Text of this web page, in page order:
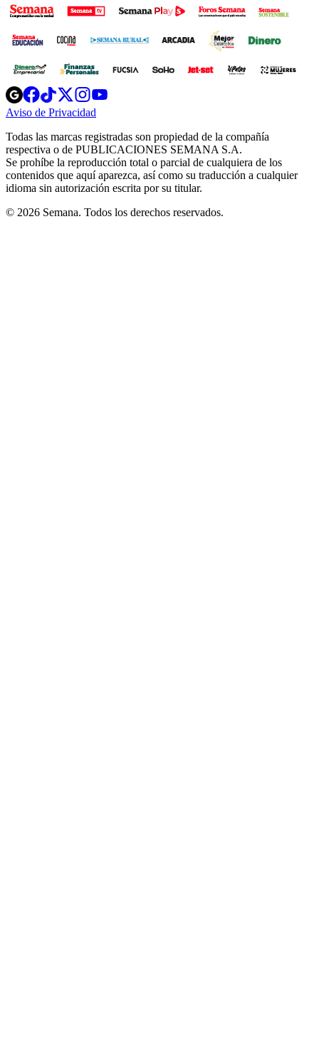
Opens
in
new
Opens
in
new
Opens
in
new
window
Opens
new
windowwindow
Aviso de Privacidad
new
window
Todas las marcas registradas son propiedad de la compañía
respectiva o de PUBLICACIONES SEMANA S.A.
Se prohíbe la reproducción total o parcial de cualquiera de los
contenidos que aquí aparezca, así como su traducción a cualquier
idioma sin autorización escrita por su titular.
© 2026 Semana. Todos los derechos reservados.